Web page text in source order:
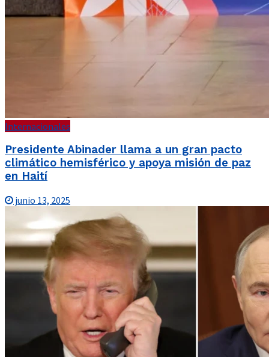
Internacionales
Presidente Abinader llama a un gran pacto
climático hemisférico y apoya misión de paz
en Haití
junio 13, 2025